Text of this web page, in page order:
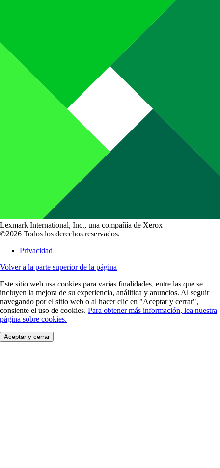
Lexmark International, Inc., una compañía de Xerox
©2026 Todos los derechos reservados.
Privacidad
Volver a la parte superior de la página
Este sitio web usa cookies para varias finalidades, entre las que se
incluyen la mejora de su experiencia, análitica y anuncios. Al seguir
navegando por el sitio web o al hacer clic en "Aceptar y cerrar",
consiente el uso de cookies. Para obtener más información, lea nuestra
página sobre cookies.
Aceptar y cerrar